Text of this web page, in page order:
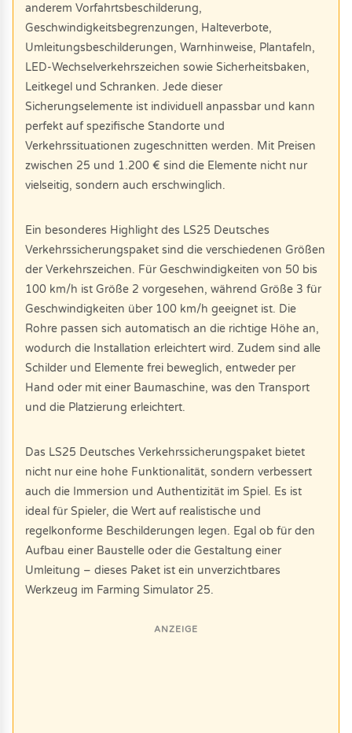
anderem Vorfahrtsbeschilderung,
Geschwindigkeitsbegrenzungen, Halteverbote,
Umleitungsbeschilderungen, Warnhinweise, Plantafeln,
LED-Wechselverkehrszeichen sowie Sicherheitsbaken,
Leitkegel und Schranken. Jede dieser
Sicherungselemente ist individuell anpassbar und kann
perfekt auf spezifische Standorte und
Verkehrssituationen zugeschnitten werden. Mit Preisen
zwischen 25 und 1.200 € sind die Elemente nicht nur
vielseitig, sondern auch erschwinglich.
Ein besonderes Highlight des LS25 Deutsches
Verkehrssicherungspaket sind die verschiedenen Größen
der Verkehrszeichen. Für Geschwindigkeiten von 50 bis
100 km/h ist Größe 2 vorgesehen, während Größe 3 für
Geschwindigkeiten über 100 km/h geeignet ist. Die
Rohre passen sich automatisch an die richtige Höhe an,
wodurch die Installation erleichtert wird. Zudem sind alle
Schilder und Elemente frei beweglich, entweder per
Hand oder mit einer Baumaschine, was den Transport
und die Platzierung erleichtert.
Das LS25 Deutsches Verkehrssicherungspaket bietet
nicht nur eine hohe Funktionalität, sondern verbessert
auch die Immersion und Authentizität im Spiel. Es ist
ideal für Spieler, die Wert auf realistische und
regelkonforme Beschilderungen legen. Egal ob für den
Aufbau einer Baustelle oder die Gestaltung einer
Umleitung – dieses Paket ist ein unverzichtbares
Werkzeug im Farming Simulator 25.
ANZEIGE